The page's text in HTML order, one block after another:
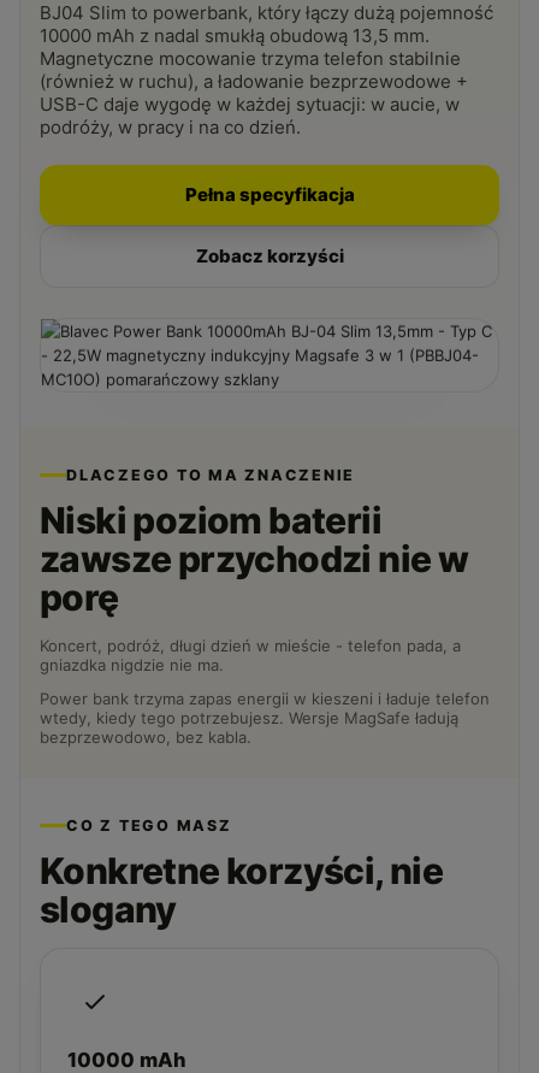
BJ04 Slim to powerbank, który łączy dużą pojemność
10000 mAh z nadal smukłą obudową 13,5 mm.
Magnetyczne mocowanie trzyma telefon stabilnie
(również w ruchu), a ładowanie bezprzewodowe +
USB-C daje wygodę w każdej sytuacji: w aucie, w
podróży, w pracy i na co dzień.
Pełna specyfikacja
Zobacz korzyści
DLACZEGO TO MA ZNACZENIE
Niski poziom baterii
zawsze przychodzi nie w
porę
Koncert, podróż, długi dzień w mieście - telefon pada, a
gniazdka nigdzie nie ma.
Power bank trzyma zapas energii w kieszeni i ładuje telefon
wtedy, kiedy tego potrzebujesz. Wersje MagSafe ładują
bezprzewodowo, bez kabla.
CO Z TEGO MASZ
Konkretne korzyści, nie
slogany
10000 mAh